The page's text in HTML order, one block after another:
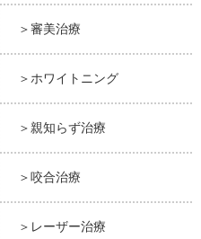
＞審美治療
＞ホワイトニング
＞親知らず治療
＞咬合治療
＞レーザー治療